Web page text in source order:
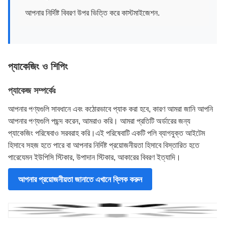
আপনার নির্দিষ্ট বিবরণ উপর ভিত্তি করে কাস্টমাইজেশন.
প্যাকেজিং ও শিপিং
প্যাকেজ সম্পর্কেঃ
আপনার পণ্যগুলি সাবধানে এবং কঠোরভাবে প্যাক করা হবে, কারণ আমরা জানি আপনি
আপনার পণ্যগুলি পছন্দ করেন, আমরাও করি। আমরা প্রতিটি অর্ডারের জন্য
প্যাকেজিং পরিষেবাও সরবরাহ করি।এই পরিষেবাটি একটি পলি ব্যাগযুক্ত আইটেম
হিসাবে সহজ হতে পারে বা আপনার নির্দিষ্ট প্রয়োজনীয়তা হিসাবে বিস্তারিত হতে
পারেযেমন ইউপিসি স্টিকার, উপাদান স্টিকার, আকারের বিবরণ ইত্যাদি।
আপনার প্রয়োজনীয়তা জানাতে এখানে ক্লিক করুন